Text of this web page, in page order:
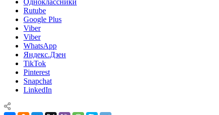
Одноклассники
Rutube
Google Plus
Viber
Viber
WhatsApp
Яндекс.Дзен
TikTok
Pinterest
Snapchat
LinkedIn